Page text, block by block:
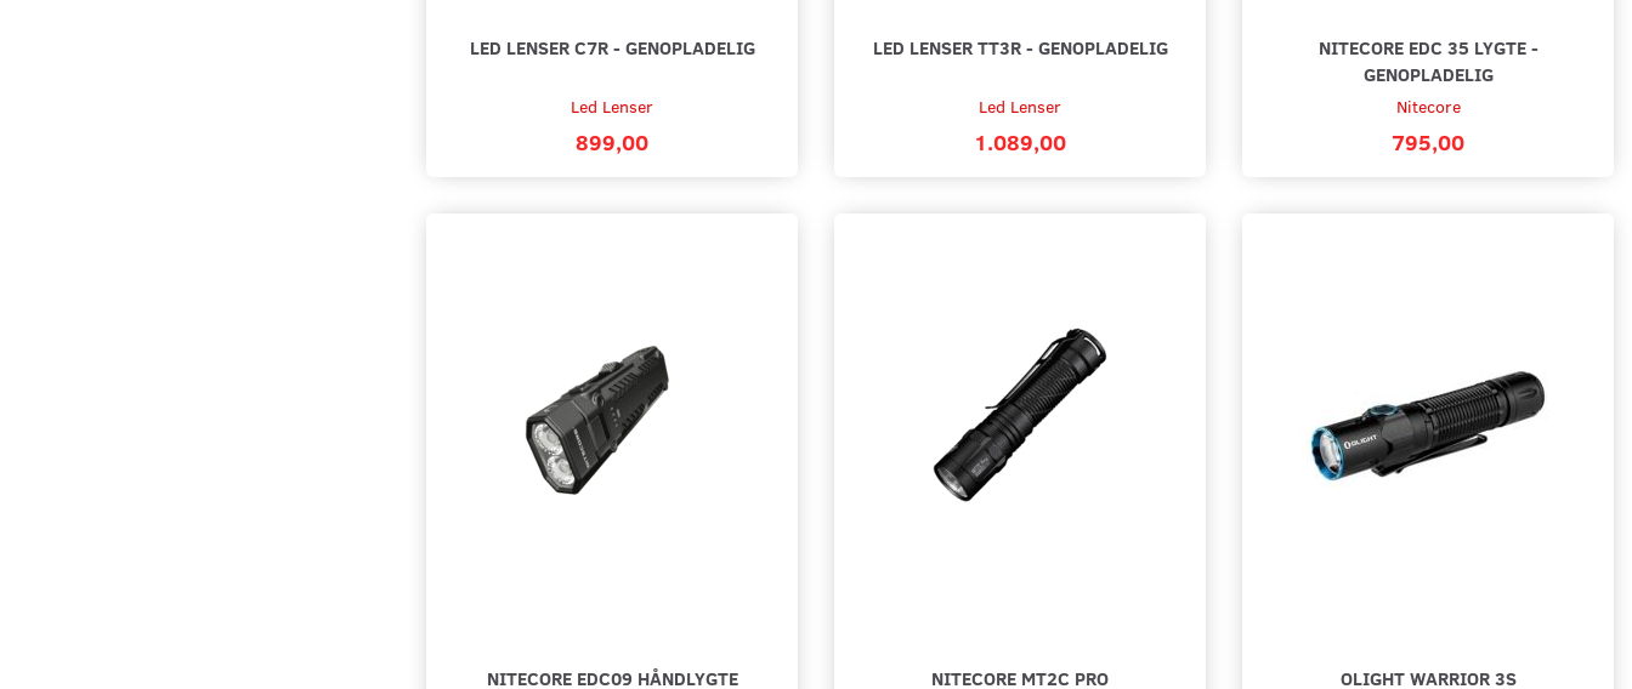
LED LENSER C7R - GENOPLADELIG
Led Lenser
899,00
LED LENSER TT3R - GENOPLADELIG
Led Lenser
1.089,00
NITECORE EDC 35 LYGTE -
GENOPLADELIG
Nitecore
795,00
NITECORE EDC09 HÅNDLYGTE NITECORE MT2C PRO OLIGHT WARRIOR 3S